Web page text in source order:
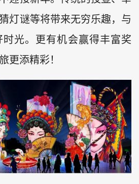
灯谜等将带来无穷乐趣，与
光。更有机会赢得丰富奖
更添精彩！